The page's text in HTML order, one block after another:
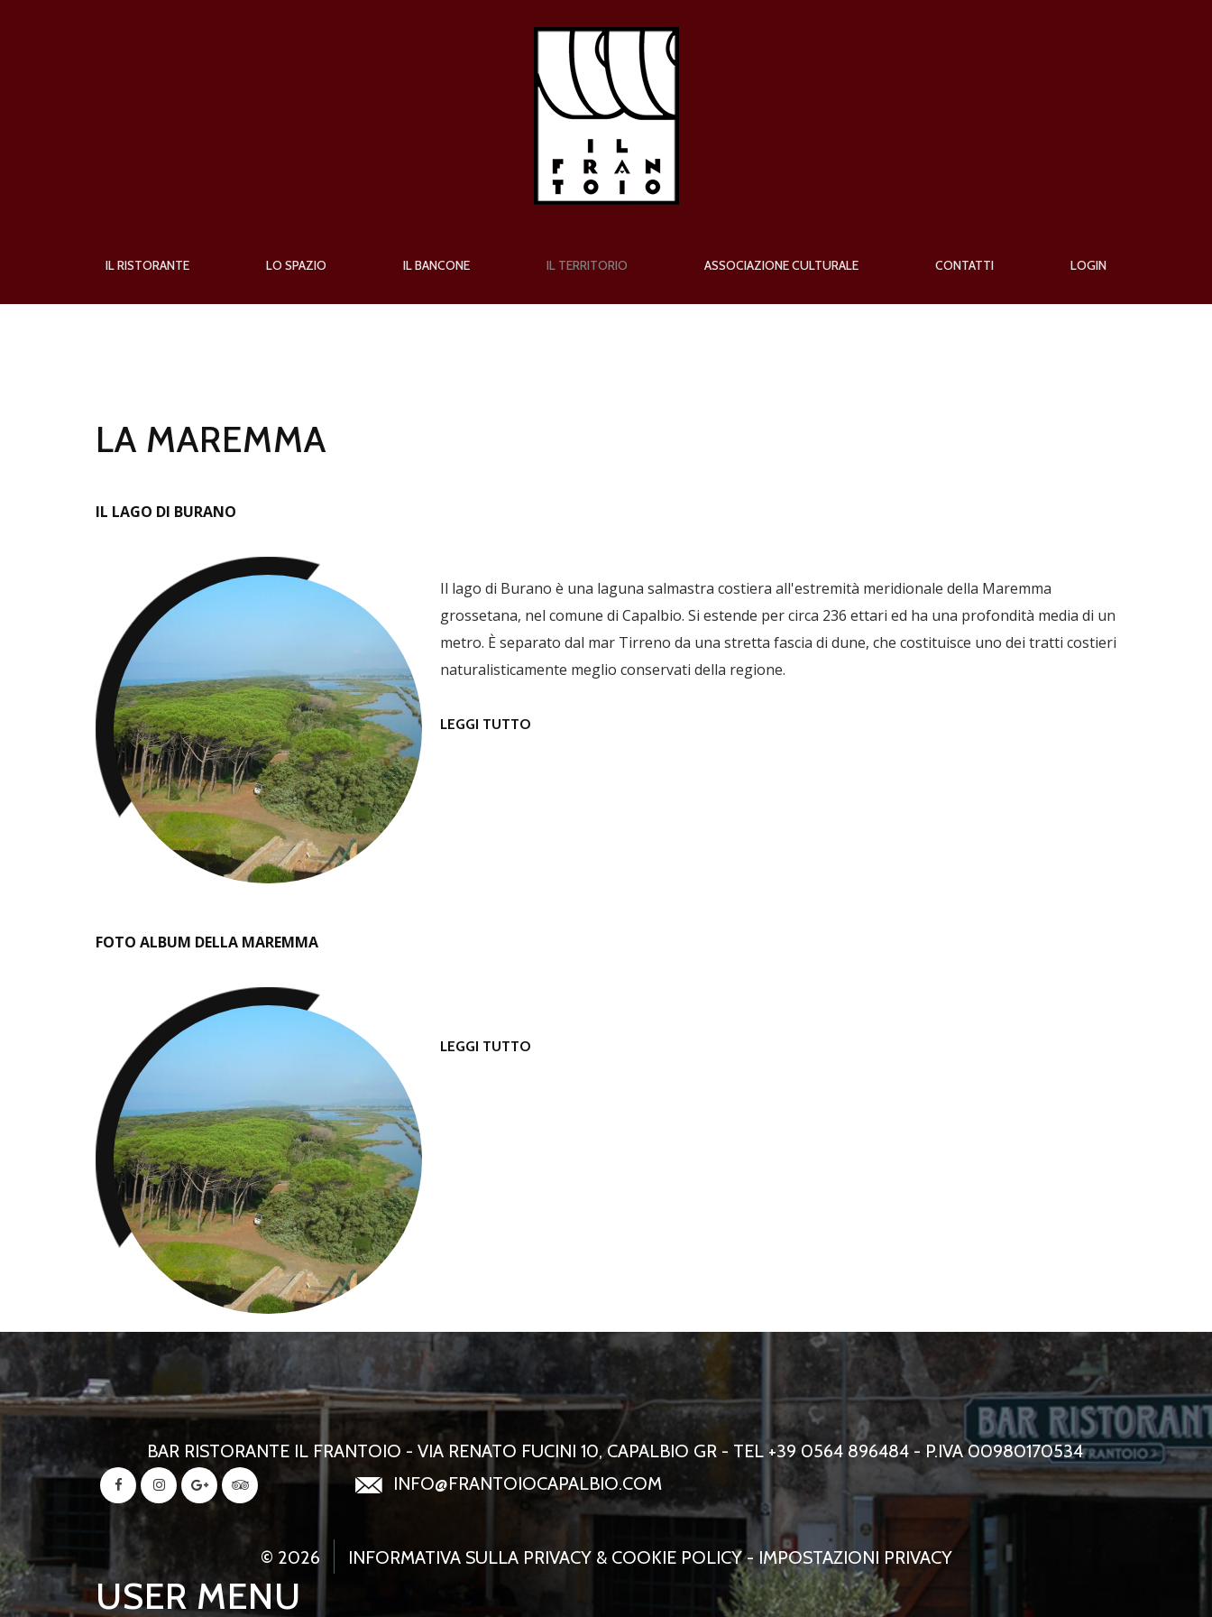
IL RISTORANTE LO SPAZIO IL BANCONE IL TERRITORIO ASSOCIAZIONE CULTURALE CONTATTI LOGIN
LA MAREMMA
IL LAGO DI BURANO
Il lago di Burano è una laguna salmastra costiera all'estremità meridionale della Maremma
grossetana, nel comune di Capalbio. Si estende per circa 236 ettari ed ha una profondità media di un
metro. È separato dal mar Tirreno da una stretta fascia di dune, che costituisce uno dei tratti costieri
naturalisticamente meglio conservati della regione.
LEGGI TUTTO
FOTO ALBUM DELLA MAREMMA
LEGGI TUTTO
BAR RISTORANTE IL FRANTOIO - VIA RENATO FUCINI 10, CAPALBIO GR - TEL +39 0564 896484 - P.IVA 00980170534
INFO@FRANTOIOCAPALBIO.COM
© 2026 INFORMATIVA SULLA PRIVACY & COOKIE POLICY- IMPOSTAZIONI PRIVACY
USER MENU